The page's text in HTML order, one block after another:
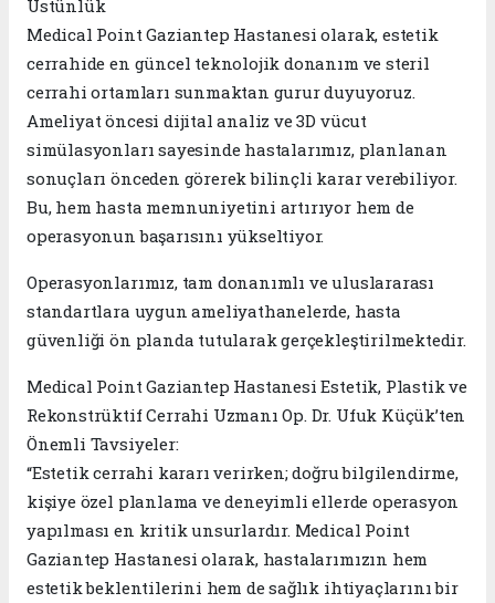
Üstünlük
Medical Point Gaziantep Hastanesi olarak, estetik
cerrahide en güncel teknolojik donanım ve steril
cerrahi ortamları sunmaktan gurur duyuyoruz.
Ameliyat öncesi dijital analiz ve 3D vücut
simülasyonları sayesinde hastalarımız, planlanan
sonuçları önceden görerek bilinçli karar verebiliyor.
Bu, hem hasta memnuniyetini artırıyor hem de
operasyonun başarısını yükseltiyor.
Operasyonlarımız, tam donanımlı ve uluslararası
standartlara uygun ameliyathanelerde, hasta
güvenliği ön planda tutularak gerçekleştirilmektedir.
Medical Point Gaziantep Hastanesi Estetik, Plastik ve
Rekonstrüktif Cerrahi Uzmanı Op. Dr. Ufuk Küçük’ten
Önemli Tavsiyeler:
“Estetik cerrahi kararı verirken; doğru bilgilendirme,
kişiye özel planlama ve deneyimli ellerde operasyon
yapılması en kritik unsurlardır. Medical Point
Gaziantep Hastanesi olarak, hastalarımızın hem
estetik beklentilerini hem de sağlık ihtiyaçlarını bir